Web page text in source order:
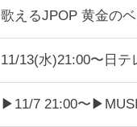
歌えるJPOP 黄金の
11/13(水)21:00〜日
▶︎11/7 21:00〜